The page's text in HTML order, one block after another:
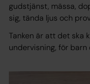
gudstjänst, mässa,
sig, tända ljus och
Tanken är att det ska
undervisning, för barn